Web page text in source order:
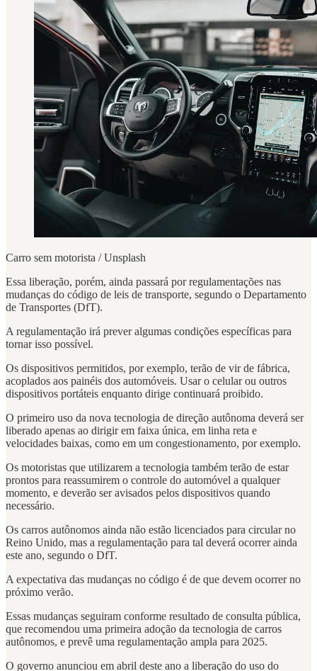
Carro sem motorista / Unsplash
Essa liberação, porém, ainda passará por regulamentações nas
mudanças do código de leis de transporte, segundo o Departamento
de Transportes (DfT).
A regulamentação irá prever algumas condições específicas para
tornar isso possível.
Os dispositivos permitidos, por exemplo, terão de vir de fábrica,
acoplados aos painéis dos automóveis. Usar o celular ou outros
dispositivos portáteis enquanto dirige continuará proibido.
O primeiro uso da nova tecnologia de direção autônoma deverá ser
liberado apenas ao dirigir em faixa única, em linha reta e
velocidades baixas, como em um congestionamento, por exemplo.
Os motoristas que utilizarem a tecnologia também terão de estar
prontos para reassumirem o controle do automóvel a qualquer
momento, e deverão ser avisados pelos dispositivos quando
necessário.
Os carros autônomos ainda não estão licenciados para circular no
Reino Unido, mas a regulamentação para tal deverá ocorrer ainda
este ano, segundo o DfT.
A expectativa das mudanças no código é de que devem ocorrer no
próximo verão.
Essas mudanças seguiram conforme resultado de consulta pública,
que recomendou uma primeira adoção da tecnologia de carros
autônomos, e prevê uma regulamentação ampla para 2025.
O governo anunciou em abril deste ano a liberação do uso do